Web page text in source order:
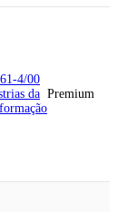
4/00
da Premium